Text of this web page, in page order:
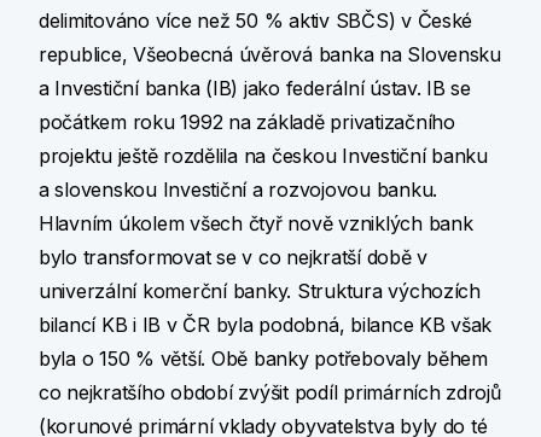
delimitováno více než 50 % aktiv SBČS) v České
republice, Všeobecná úvěrová banka na Slovensku
a Investiční banka (IB) jako federální ústav. IB se
počátkem roku 1992 na základě privatizačního
projektu ještě rozdělila na českou Investiční banku
a slovenskou Investiční a rozvojovou banku.
Hlavním úkolem všech čtyř nově vzniklých bank
bylo transformovat se v co nejkratší době v
univerzální komerční banky. Struktura výchozích
bilancí KB i IB v ČR byla podobná, bilance KB však
byla o 150 % větší. Obě banky potřebovaly během
co nejkratšího období zvýšit podíl primárních zdrojů
(korunové primární vklady obyvatelstva byly do té